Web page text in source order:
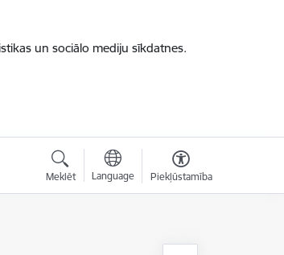
un sociālo mediju sīkdatnes.
Meklēt Language Piekļūstamība